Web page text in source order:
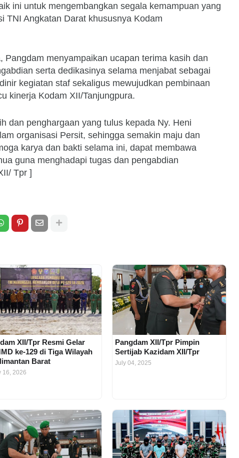
ini untuk mengembangkan segala kemampuan yang
TNI Angkatan Darat khususnya Kodam
Pangdam menyampaikan ucapan terima kasih dan
serta dedikasinya selama menjabat sebagai
kegiatan staf sekaligus mewujudkan pembinaan
kinerja Kodam XII/Tanjungpura.
dan penghargaan yang tulus kepada Ny. Heni
organisasi Persit, sehingga semakin maju dan
karya dan bakti selama ini, dapat membawa
guna menghadapi tugas dan pengabdian
Tpr ]
XII/Tpr Resmi Gelar
ke-129 di Tiga Wilayah
Barat
16, 2026
Pangdam XII/Tpr Pimpin
Sertijab Kazidam XII/Tpr
July 04, 2025